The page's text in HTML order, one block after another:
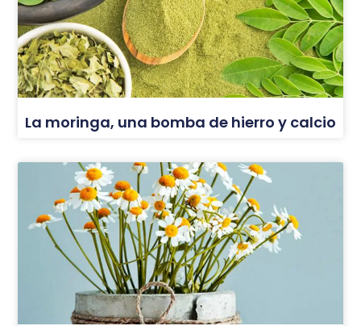
La moringa, una bomba de hierro y calcio